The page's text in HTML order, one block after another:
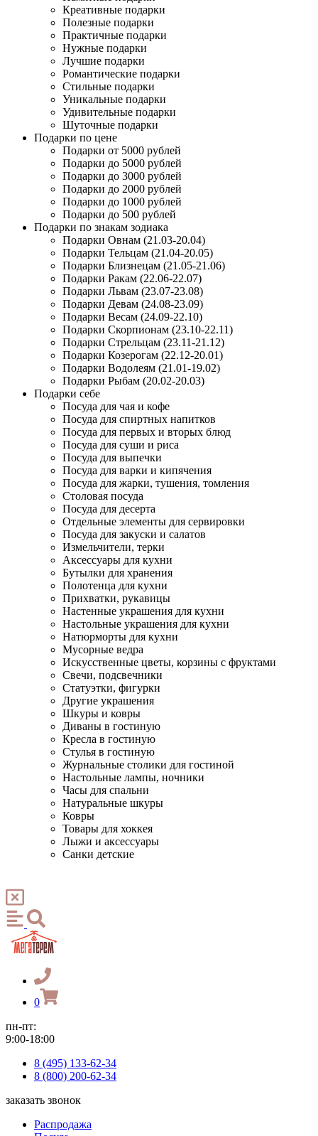
Креативные подарки
Полезные подарки
Практичные подарки
Нужные подарки
Лучшие подарки
Романтические подарки
Стильные подарки
Уникальные подарки
Удивительные подарки
Шуточные подарки
Подарки по цене
Подарки от 5000 рублей
Подарки до 5000 рублей
Подарки до 3000 рублей
Подарки до 2000 рублей
Подарки до 1000 рублей
Подарки до 500 рублей
Подарки по знакам зодиака
Подарки Овнам (21.03-20.04)
Подарки Тельцам (21.04-20.05)
Подарки Близнецам (21.05-21.06)
Подарки Ракам (22.06-22.07)
Подарки Львам (23.07-23.08)
Подарки Девам (24.08-23.09)
Подарки Весам (24.09-22.10)
Подарки Скорпионам (23.10-22.11)
Подарки Стрельцам (23.11-21.12)
Подарки Козерогам (22.12-20.01)
Подарки Водолеям (21.01-19.02)
Подарки Рыбам (20.02-20.03)
Подарки себе
Посуда для чая и кофе
Посуда для спиртных напитков
Посуда для первых и вторых блюд
Посуда для суши и риса
Посуда для выпечки
Посуда для варки и кипячения
Посуда для жарки, тушения, томления
Столовая посуда
Посуда для десерта
Отдельные элементы для сервировки
Посуда для закуски и салатов
Измельчители, терки
Аксессуары для кухни
Бутылки для хранения
Полотенца для кухни
Прихватки, рукавицы
Настенные украшения для кухни
Настольные украшения для кухни
Натюрморты для кухни
Мусорные ведра
Искусственные цветы, корзины с фруктами
Свечи, подсвечники
Статуэтки, фигурки
Другие украшения
Шкуры и ковры
Диваны в гостиную
Кресла в гостиную
Стулья в гостиную
Журнальные столики для гостиной
Настольные лампы, ночники
Часы для спальни
Натуральные шкуры
Ковры
Товары для хоккея
Лыжи и аксессуары
Санки детские
0
пн-пт:
9:00-18:00
8 (495) 133-62-34
8 (800) 200-62-34
заказать звонок
Распродажа